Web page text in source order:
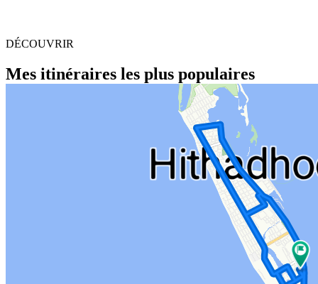
DÉCOUVRIR
Mes itinéraires les plus populaires